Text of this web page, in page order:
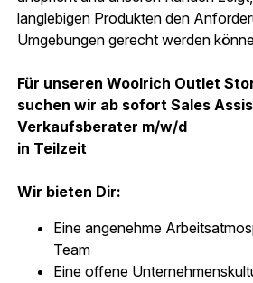
langlebigen Produkten den
Umgebungen gerecht werden
Für unseren Woolrich Outlet
suchen wir ab sofort Sales
Verkaufsberater m/w/d
in Teilzeit
Wir bieten Dir:
Eine angenehme
Team
Eine offene